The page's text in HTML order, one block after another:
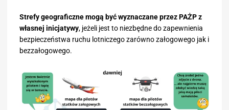
Strefy geograficzne mogą być wyznaczane przez PAŻP z
własnej inicjatywy, jeżeli jest to niezbędne do zapewnienia
bezpieczeństwa ruchu lotniczego zarówno załogowego jak i
bezzałogowego.